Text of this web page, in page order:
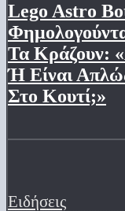
Lego Astro
Τα Κράζουν:
Ή Είναι
Στο Κουτί;»
Ειδήσεις